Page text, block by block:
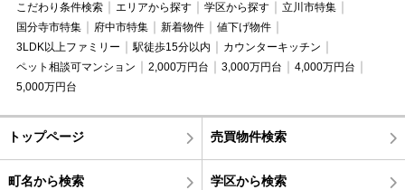
こだわり条件検索
エリアから探す 学区から探す
立川市特集
国分寺市特集
府中市特集 新着物件
値下げ物件
3LDK以上ファミリー
駅徒歩15分以内
カウンターキッチン
ペット相談可マンション
2,000万円台 3,000万円台
4,000万円台
5,000万円台
トップページ 売買物件検索
町名から検索 学区から検索